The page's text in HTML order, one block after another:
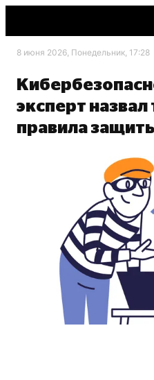
8 июня 2026, Понедельник, 17:28
эксперт назвал
правила